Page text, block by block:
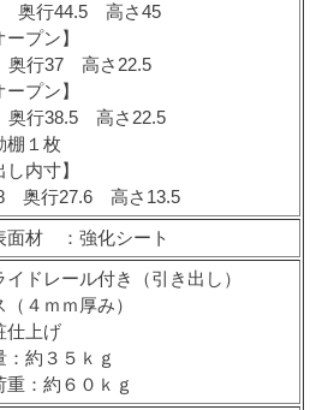
奥行44.5 高さ45
ープン】
行37 高さ22.5
ープン】
行38.5 高さ22.5
１枚
し内寸】
奥行27.6 高さ13.5
面材 ：強化シート
イドレール付き（引き出し）
（４ｍｍ厚み）
仕上げ
：約３５ｋｇ
重：約６０ｋｇ